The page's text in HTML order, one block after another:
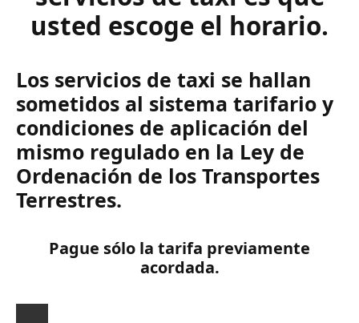
usted escoge el horario.
Los servicios de taxi se hallan
sometidos al sistema tarifario y
condiciones de aplicación del
mismo regulado en la Ley de
Ordenación de los Transportes
Terrestres.
Pague sólo la tarifa previamente
acordada.